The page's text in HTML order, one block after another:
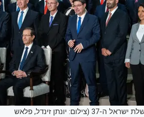
האם היא תשרוד? ממשלת ישראל ה-37 (צילום: יונתן זינדל, פלאש